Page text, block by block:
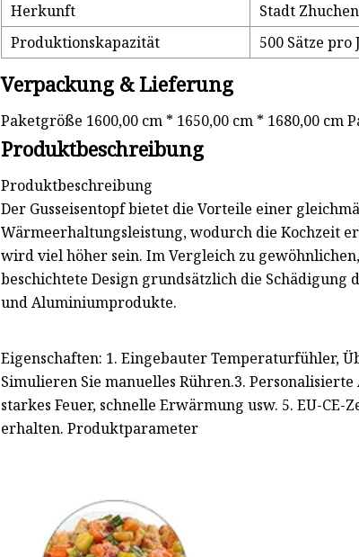
Herkunft
Stadt
Produktionskapazität
500 Sätze pro
Verpackung & Lieferung
Paketgröße 1600,00 cm * 1650,00 cm * 1680,00 cm
Produktbeschreibung
Produktbeschreibung
Der Gusseisentopf bietet die Vorteile einer
Wärmeerhaltungsleistung, wodurch die Kochzeit
wird viel höher sein. Im Vergleich zu
beschichtete Design grundsätzlich die Schädigung
und Aluminiumprodukte.
Eigenschaften: 1. Eingebauter Temperaturfühler,
Simulieren Sie manuelles Rühren.3.
starkes Feuer, schnelle Erwärmung usw. 5. EU-
erhalten. Produktparameter